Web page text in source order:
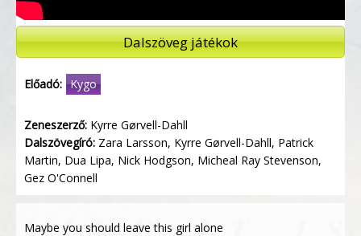
Dalszöveg játékok
Előadó: Kygo
Zeneszerző: Kyrre Gørvell-Dahll
Dalszövegíró: Zara Larsson, Kyrre Gørvell-Dahll, Patrick
Martin, Dua Lipa, Nick Hodgson, Micheal Ray Stevenson,
Gez O'Connell
Maybe you should leave this girl alone